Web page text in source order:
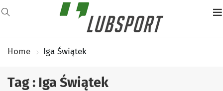
Home Iga Świątek
Tag : Iga Świątek